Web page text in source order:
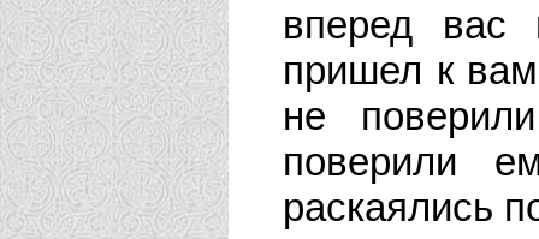
вперед
пришел к
не
поверили
раскаялись